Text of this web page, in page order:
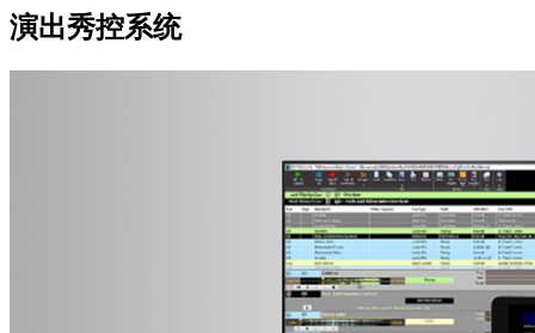
演出秀控系统